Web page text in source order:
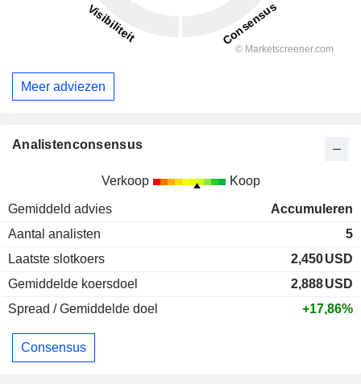
Meer adviezen
Analistenconsensus
Verkoop Koop
Gemiddeld advies
Accumuleren
Aantal analisten
5
Laatste slotkoers
2,450USD
Gemiddelde koersdoel
2,888USD
Spread / Gemiddelde doel
+17,86%
Consensus